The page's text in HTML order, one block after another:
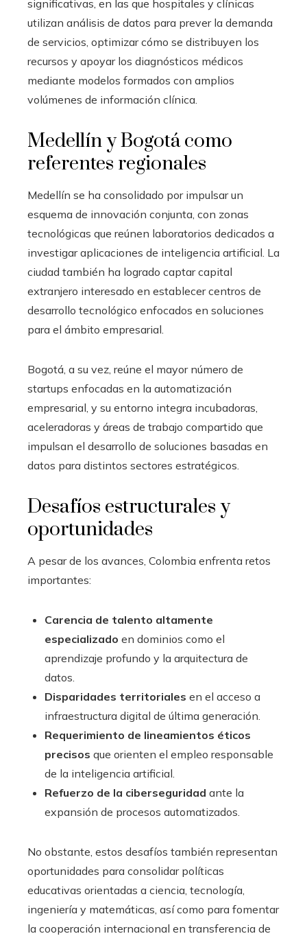
significativas, en las que hospitales y clínicas
utilizan análisis de datos para prever la demanda
de servicios, optimizar cómo se distribuyen los
recursos y apoyar los diagnósticos médicos
mediante modelos formados con amplios
volúmenes de información clínica.
Medellín y Bogotá como
referentes regionales
Medellín se ha consolidado por impulsar un
esquema de innovación conjunta, con zonas
tecnológicas que reúnen laboratorios dedicados a
investigar aplicaciones de inteligencia artificial. La
ciudad también ha logrado captar capital
extranjero interesado en establecer centros de
desarrollo tecnológico enfocados en soluciones
para el ámbito empresarial.
Bogotá, a su vez, reúne el mayor número de
startups enfocadas en la automatización
empresarial, y su entorno integra incubadoras,
aceleradoras y áreas de trabajo compartido que
impulsan el desarrollo de soluciones basadas en
datos para distintos sectores estratégicos.
Desafíos estructurales y
oportunidades
A pesar de los avances, Colombia enfrenta retos
importantes:
Carencia de talento altamente
especializado en dominios como el
aprendizaje profundo y la arquitectura de
datos.
Disparidades territoriales en el acceso a
infraestructura digital de última generación.
Requerimiento de lineamientos éticos
precisos que orienten el empleo responsable
de la inteligencia artificial.
Refuerzo de la ciberseguridad ante la
expansión de procesos automatizados.
No obstante, estos desafíos también representan
oportunidades para consolidar políticas
educativas orientadas a ciencia, tecnología,
ingeniería y matemáticas, así como para fomentar
la cooperación internacional en transferencia de